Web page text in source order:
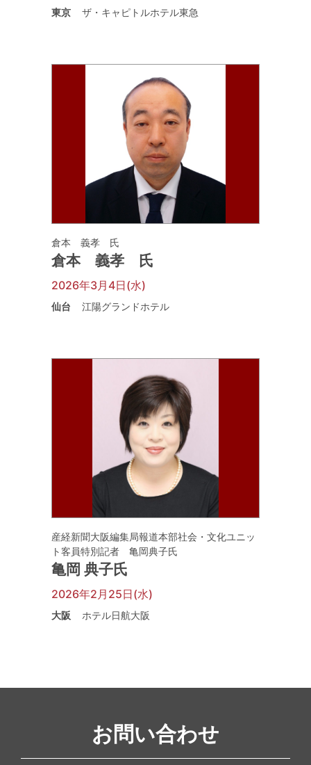
東京 ザ・キャピトルホテル東急
倉本 義孝 氏
倉本 義孝 氏
2026年3月4日(水)
仙台 江陽グランドホテル
産経新聞大阪編集局報道本部社会・文化ユニッ
ト客員特別記者 亀岡典子氏
亀岡 典子氏
2026年2月25日(水)
大阪 ホテル日航大阪
お問い合わせ